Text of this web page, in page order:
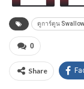
ดูการ์ตูน
0
Share